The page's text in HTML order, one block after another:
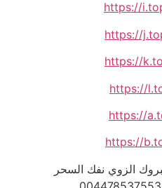
https://
https://
https://
https://
https://
https://
الزوي نفك السحر